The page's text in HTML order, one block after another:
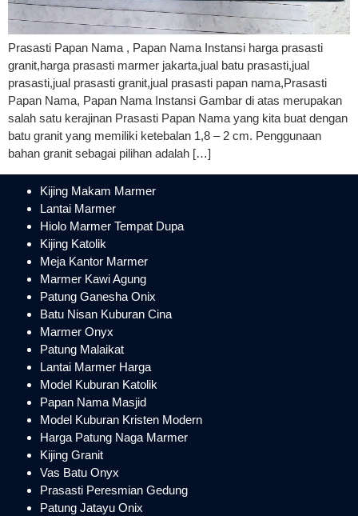
Prasasti Papan Nama , Papan Nama Instansi harga prasasti
granit,harga prasasti marmer jakarta,jual batu prasasti,jual
prasasti,jual prasasti granit,jual prasasti papan nama,Prasasti
Papan Nama, Papan Nama Instansi Gambar di atas merupakan
salah satu kerajinan Prasasti Papan Nama yang kita buat dengan
batu granit yang memiliki ketebalan 1,8 – 2 cm. Penggunaan
bahan granit sebagai pilihan adalah […]
Kijing Makam Marmer
Lantai Marmer
Hiolo Marmer Tempat Dupa
Kijing Katolik
Meja Kantor Marmer
Marmer Kawi Agung
Patung Ganesha Onix
Batu Nisan Kuburan Cina
Marmer Onyx
Patung Malaikat
Lantai Marmer Harga
Model Kuburan Katolik
Papan Nama Masjid
Model Kuburan Kristen Modern
Harga Patung Naga Marmer
Kijing Granit
Vas Batu Onyx
Prasasti Peresmian Gedung
Patung Jatayu Onix